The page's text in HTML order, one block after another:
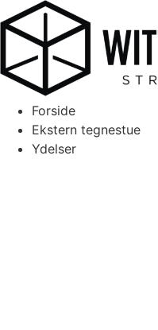
Videre
til
indhold
Forside
Ekstern tegnestue
Ydelser